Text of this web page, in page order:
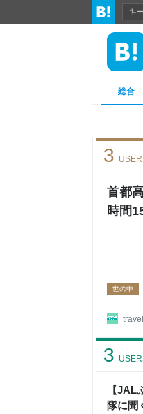
総合
首都
時間
3
世の中
【JAL
隊に聞
3